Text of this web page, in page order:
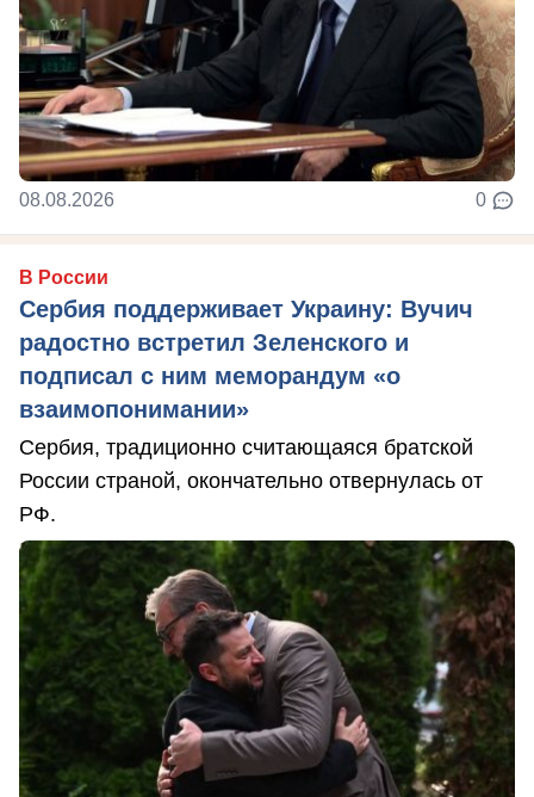
08.08.2026 0
В России
Сербия поддерживает Украину: Вучич
радостно встретил Зеленского и
подписал с ним меморандум «о
взаимопонимании»
Сербия, традиционно считающаяся братской
России страной, окончательно отвернулась от
РФ.